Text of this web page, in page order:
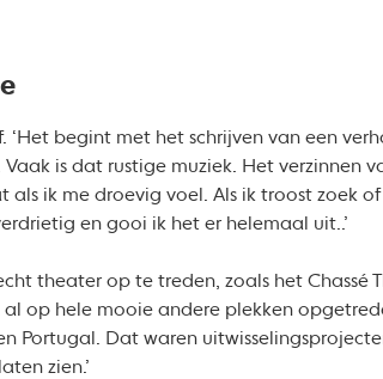
‘Het begint met het schrijven van een
Vaak is dat rustige muziek. Het verzinnen
als ik me droevig voel. Als ik troost zoek
en gooi ik het er helemaal uit..’
theater op te treden, zoals het Chassé
op hele mooie andere plekken
Portugal. Dat waren
zien.’